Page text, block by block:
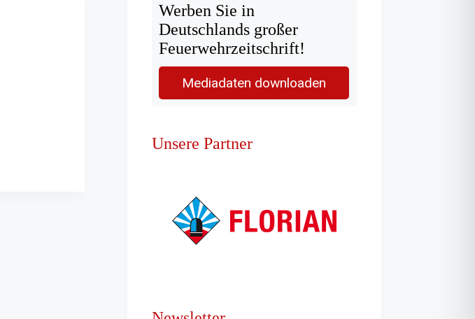
Werben Sie in
Deutschlands großer
Feuerwehrzeitschrift!
Mediadaten downloaden
Unsere Partner